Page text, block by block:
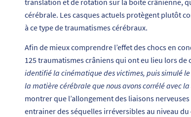
translation et de rotation sur la boite crânienne,
cérébrale. Les casques actuels protègent plutôt
à ce type de traumatismes cérébraux.
Afin de mieux comprendre l’effet des chocs en
125 traumatismes crâniens qui ont eu lieu lors de
identifié la cinématique des victimes, puis simulé
la matière cérébrale que nous avons corrélé avec la
montrer que l’allongement des liaisons
entrainer des séquelles irréversibles au niveau du